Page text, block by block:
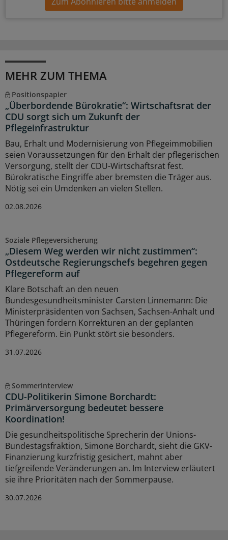
MEHR ZUM THEMA
Positionspapier
„Überbordende Bürokratie“: Wirtschaftsrat der
CDU sorgt sich um Zukunft der
Pflegeinfrastruktur
Bau, Erhalt und Modernisierung von Pflegeimmobilien
seien Voraussetzungen für den Erhalt der pflegerischen
Versorgung, stellt der CDU-Wirtschaftsrat fest.
Bürokratische Eingriffe aber bremsten die Träger aus.
Nötig sei ein Umdenken an vielen Stellen.
02.08.2026
Soziale Pflegeversicherung
„Diesem Weg werden wir nicht zustimmen“:
Ostdeutsche Regierungschefs begehren gegen
Pflegereform auf
Klare Botschaft an den neuen
Bundesgesundheitsminister Carsten Linnemann: Die
Ministerpräsidenten von Sachsen, Sachsen-Anhalt und
Thüringen fordern Korrekturen an der geplanten
Pflegereform. Ein Punkt stört sie besonders.
31.07.2026
Sommerinterview
CDU-Politikerin Simone Borchardt:
Primärversorgung bedeutet bessere
Koordination!
Die gesundheitspolitische Sprecherin der Unions-
Bundestagsfraktion, Simone Borchardt, sieht die GKV-
Finanzierung kurzfristig gesichert, mahnt aber
tiefgreifende Veränderungen an. Im Interview erläutert
sie ihre Prioritäten nach der Sommerpause.
30.07.2026